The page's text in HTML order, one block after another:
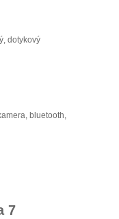
dotykový
bluetooth,
7